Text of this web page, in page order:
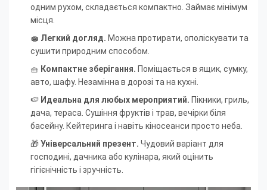
одним рухом, складається компактно. Займає мінімум
місця.
🧽 Легкий догляд. Можна протирати, ополіскувати та
сушити природним способом.
🧺 Компактне зберігання. Поміщається в ящик, сумку,
авто, шафу. Незамінна в дорозі та на кухні.
🍉 Идеальна для любых мероприятий. Пікники, гриль,
дача, тераса. Сушіння фруктів і трав, вечірки біля
басейну. Кейтеринга і навіть кіносеанси просто неба.
🎁 Універсальний презент. Чудовий варіант для
господині, дачника або кулінара, який оцінить
гігієнічність і зручність.